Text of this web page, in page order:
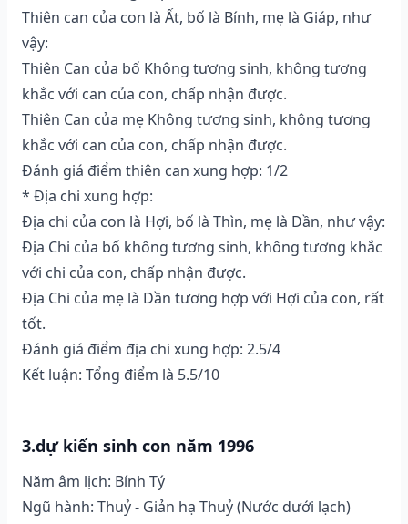
Thiên can của con là Ất, bố là Bính, mẹ là Giáp, như
vậy:
Thiên Can của bố Không tương sinh, không tương
khắc với can của con, chấp nhận được.
Thiên Can của mẹ Không tương sinh, không tương
khắc với can của con, chấp nhận được.
Đánh giá điểm thiên can xung hợp: 1/2
* Địa chi xung hợp:
Địa chi của con là Hợi, bố là Thìn, mẹ là Dần, như vậy:
Địa Chi của bố không tương sinh, không tương khắc
với chi của con, chấp nhận được.
Địa Chi của mẹ là Dần tương hợp với Hợi của con, rất
tốt.
Đánh giá điểm địa chi xung hợp: 2.5/4
Kết luận: Tổng điểm là 5.5/10
3.dự kiến sinh con năm 1996
Năm âm lịch: Bính Tý
Ngũ hành: Thuỷ - Giản hạ Thuỷ (Nước dưới lạch)